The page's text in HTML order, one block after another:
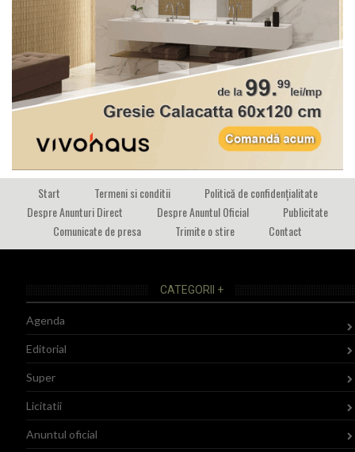
Start Termeni si conditii
Politică de confidențialitate
Despre Anunturi Direct
Despre Anuntul Oficial
Publicitate
Comunicate de presa
Trimite o stire Contact
CATEGORII +
Agenda
Editorial
Super
Licitatii
Anuntul oficial